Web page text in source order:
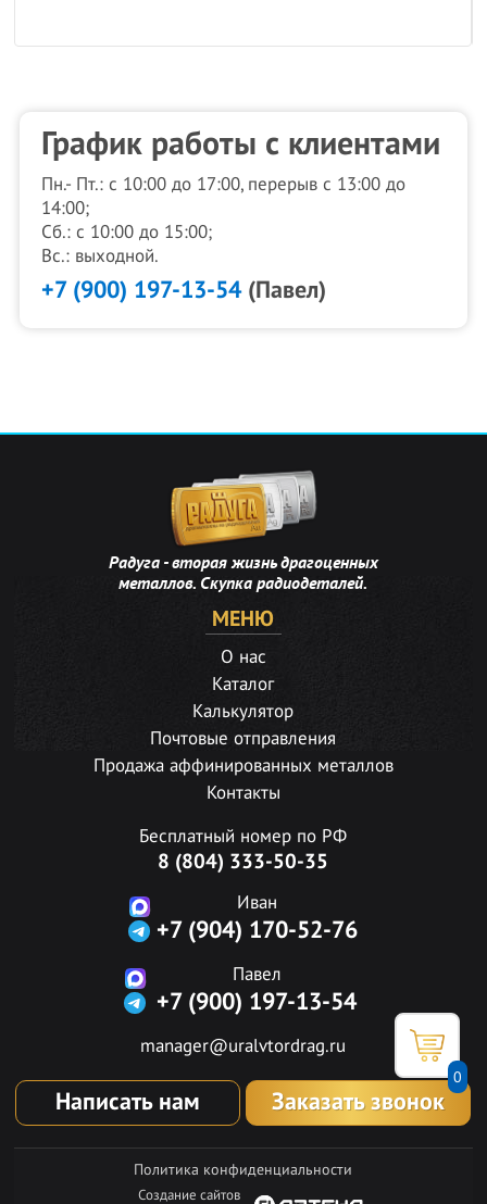
0
График работы с клиентами
Пн.- Пт.: с 10:00 до 17:00, перерыв с 13:00 до
14:00;
Сб.: с 10:00 до 15:00;
Вс.: выходной.
+7 (900) 197-13-54(Павел)
Радуга - вторая жизнь драгоценных
металлов. Скупка радиодеталей.
МЕНЮ
О нас
Каталог
Калькулятор
Почтовые отправления
Продажа аффинированных металлов
Контакты
Бесплатный номер по РФ
8 (804) 333-50-35
Иван
+7 (904) 170-52-76
Павел
+7 (900) 197-13-54
manager@uralvtordrag.ru
Написать нам Заказать звонок
Политика конфиденциальности
Создание сайтов